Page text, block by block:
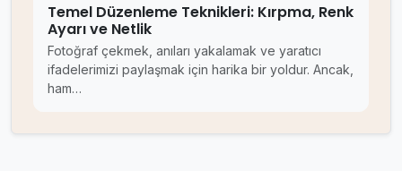
Temel Düzenleme Teknikleri: Kırpma, Renk
Ayarı ve Netlik
Fotoğraf çekmek, anıları yakalamak ve yaratıcı
ifadelerimizi paylaşmak için harika bir yoldur. Ancak,
ham…